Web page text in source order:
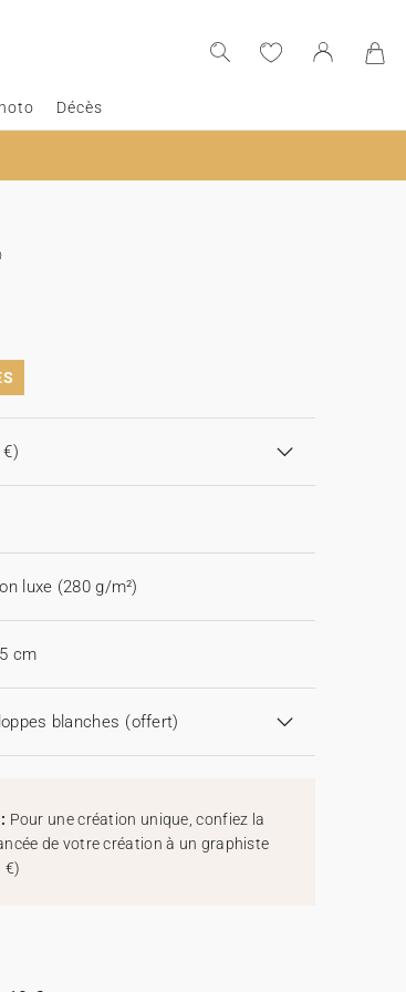
Décès
€)
luxe (280 g/m²)
cm
blanches (offert)
Pour une création unique, confiez la
de votre création à un graphiste
€)